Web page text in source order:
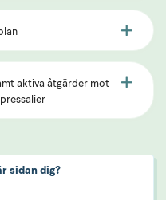
aktiva åtgärder mot
sidan dig?